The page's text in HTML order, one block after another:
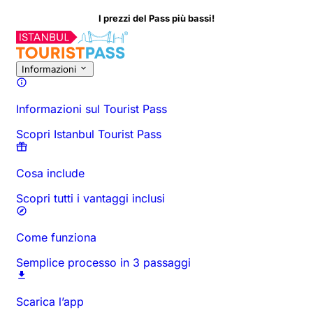
I prezzi del Pass più bassi!
Informazioni
Informazioni sul Tourist Pass
Scopri Istanbul Tourist Pass
Cosa include
Scopri tutti i vantaggi inclusi
Come funziona
Semplice processo in 3 passaggi
Scarica l’app
Informazioni sull'Attività Panoramica Orari e Durata